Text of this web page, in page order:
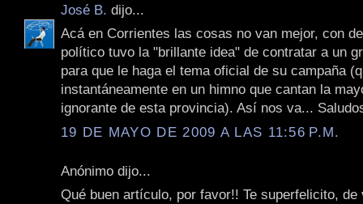
José B. dijo...
Acá en Corrientes las cosas no van mejor, con
político tuvo la "brillante idea" de contratar a un
para que le haga el tema oficial de su campaña
instantáneamente en un himno que cantan la
ignorante de esta provincia). Así nos va...
19 DE MAYO DE 2009 A LAS 11:56 P.M.
Anónimo dijo...
Qué buen artículo, por favor!! Te superfelicito, de